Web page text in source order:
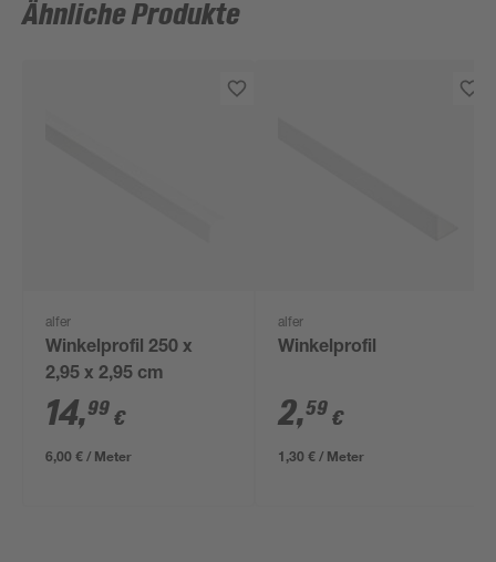
Ähnliche Produkte
alfer
Winkelprofil 250 x
2,95 x 2,95 cm
14,99 €
6,00 € / Meter
alfer
Winkelprofil
2,59 €
1,30 € / Meter